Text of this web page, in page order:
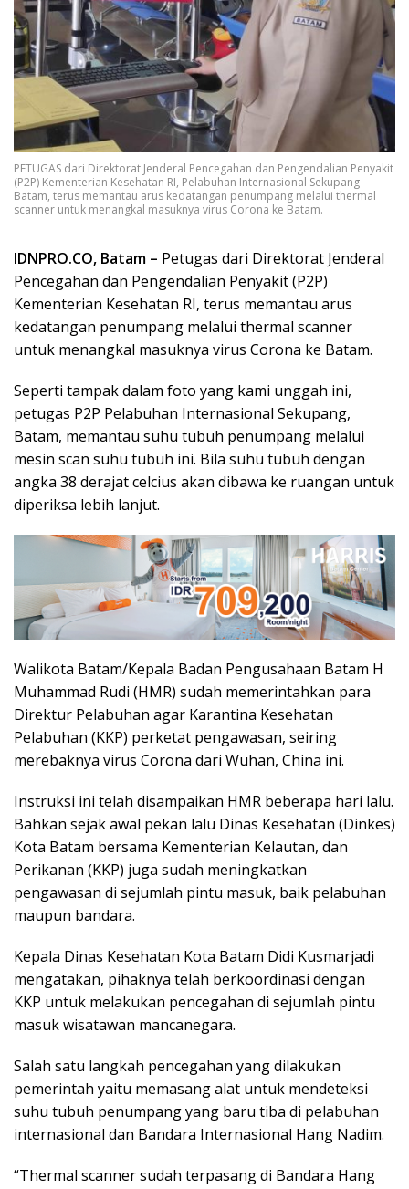
PETUGAS dari Direktorat Jenderal Pencegahan dan Pengendalian Penyakit
(P2P) Kementerian Kesehatan RI, Pelabuhan Internasional Sekupang
Batam, terus memantau arus kedatangan penumpang melalui thermal
scanner untuk menangkal masuknya virus Corona ke Batam.
IDNPRO.CO, Batam – Petugas dari Direktorat Jenderal
Pencegahan dan Pengendalian Penyakit (P2P)
Kementerian Kesehatan RI, terus memantau arus
kedatangan penumpang melalui thermal scanner
untuk menangkal masuknya virus Corona ke Batam.
Seperti tampak dalam foto yang kami unggah ini,
petugas P2P Pelabuhan Internasional Sekupang,
Batam, memantau suhu tubuh penumpang melalui
mesin scan suhu tubuh ini. Bila suhu tubuh dengan
angka 38 derajat celcius akan dibawa ke ruangan untuk
diperiksa lebih lanjut.
Walikota Batam/Kepala Badan Pengusahaan Batam H
Muhammad Rudi (HMR) sudah memerintahkan para
Direktur Pelabuhan agar Karantina Kesehatan
Pelabuhan (KKP) perketat pengawasan, seiring
merebaknya virus Corona dari Wuhan, China ini.
Instruksi ini telah disampaikan HMR beberapa hari lalu.
Bahkan sejak awal pekan lalu Dinas Kesehatan (Dinkes)
Kota Batam bersama Kementerian Kelautan, dan
Perikanan (KKP) juga sudah meningkatkan
pengawasan di sejumlah pintu masuk, baik pelabuhan
maupun bandara.
Kepala Dinas Kesehatan Kota Batam Didi Kusmarjadi
mengatakan, pihaknya telah berkoordinasi dengan
KKP untuk melakukan pencegahan di sejumlah pintu
masuk wisatawan mancanegara.
Salah satu langkah pencegahan yang dilakukan
pemerintah yaitu memasang alat untuk mendeteksi
suhu tubuh penumpang yang baru tiba di pelabuhan
internasional dan Bandara Internasional Hang Nadim.
“Thermal scanner sudah terpasang di Bandara Hang